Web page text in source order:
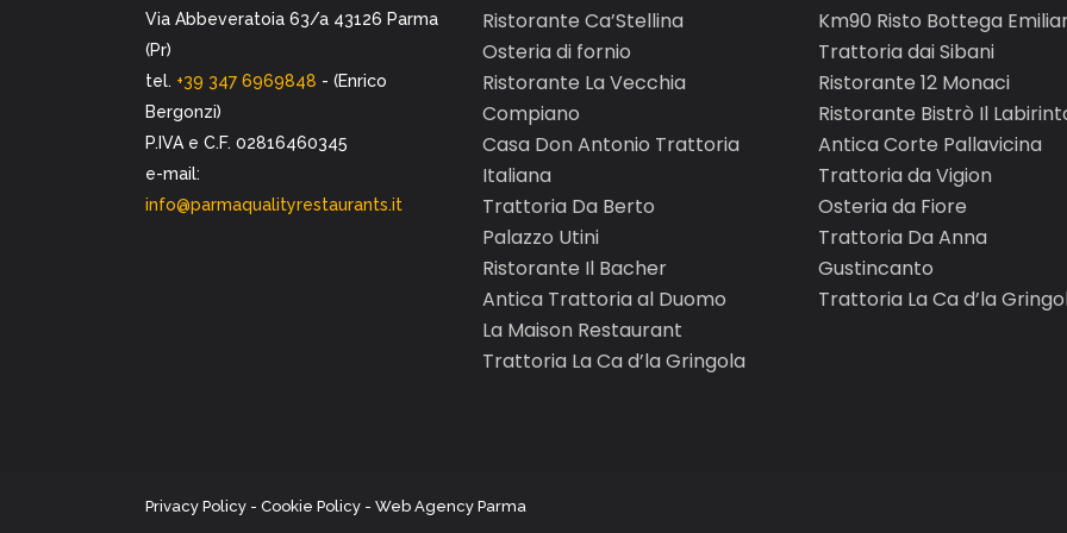
Via Abbeveratoia 63/a 43126 Parma
(Pr)
tel. +39 347 6969848 - (Enrico
Bergonzi)
P.IVA e C.F. 02816460345
e-mail:
info@parmaqualityrestaurants.it
Ristorante Ca’Stellina
Osteria di fornio
Ristorante La Vecchia
Compiano
Casa Don Antonio Trattoria
Italiana
Trattoria Da Berto
Palazzo Utini
Ristorante Il Bacher
Antica Trattoria al Duomo
La Maison Restaurant
Trattoria La Ca d’la Gringola
Km90 Risto Bottega
Trattoria dai Sibani
Ristorante 12 Monaci
Ristorante Bistrò Il
Antica Corte Pallavicina
Trattoria da Vigion
Osteria da Fiore
Trattoria Da Anna
Gustincanto
Trattoria La Ca d’la
Privacy Policy - Cookie Policy - Web Agency Parma